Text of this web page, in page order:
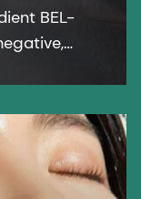
BEL-